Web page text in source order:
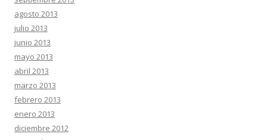
agosto 2013
julio 2013
junio 2013
mayo 2013
abril 2013
marzo 2013
febrero 2013
enero 2013
diciembre 2012